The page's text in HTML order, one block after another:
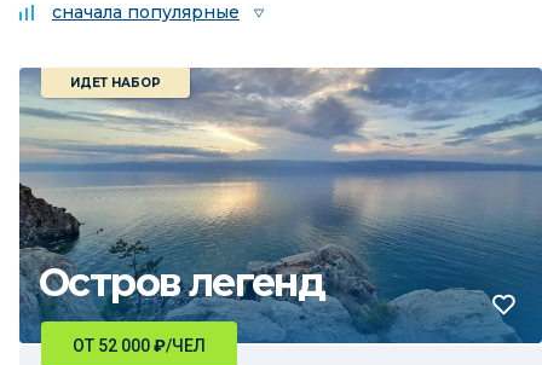
сначала популярные
Остров легенд
ИДЕТ НАБОР
ОТ 52 000₽/ЧЕЛ